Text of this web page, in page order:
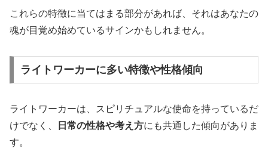
これらの特徴に当てはまる部分があれば、それはあなたの
魂が目覚め始めているサインかもしれません。
ライトワーカーに多い特徴や性格傾向
ライトワーカーは、スピリチュアルな使命を持っているだ
けでなく、
日常の性格や考え方にも共通した傾向がありま
す。